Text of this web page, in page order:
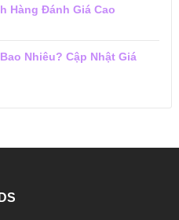
Hàng Đánh Giá Cao
Nhiêu? Cập Nhật Giá